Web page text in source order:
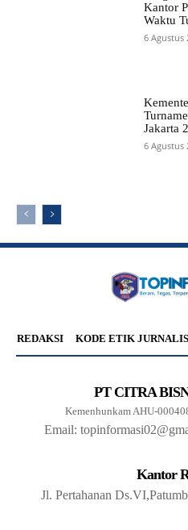
Kantor
Waktu
6 Agustus
Jakarta
6 Agustus
REDAKSI KODE ETIK
PT CITRA
Kemenhunkam AHU-
Email:
Kantor
Jl. Pertahanan